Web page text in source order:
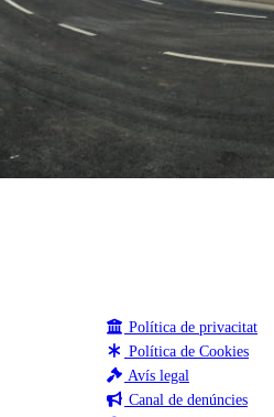
Política de privacitat
Política de Cookies
Avís legal
Canal de denúncies